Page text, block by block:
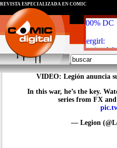
REVISTA ESPECIALIZADA EN CÓMIC
VIDEO: Legión anuncia
In this war, he’s the key.
series from FX and
— Legion